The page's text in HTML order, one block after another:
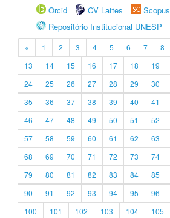
Orcid
CV Lattes
Scopus
Repositório Institucional UNESP
« 1 2 3 4 5 6 7 8
13
14 15 16 17 18 19
24
25 26 27 28 29 30
35
36 37 38 39 40 41
46
47 48 49 50 51 52
57
58 59 60 61 62 63
68
69 70 71 72 73 74
79
80 81 82 83 84 85
90
91 92 93 94 95 96
100
101 102 103 104 105